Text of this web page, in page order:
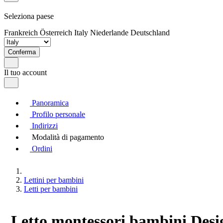
Seleziona paese
Frankreich Österreich Italy Niederlande Deutschland
Conferma
Il tuo account
Panoramica
Profilo personale
Indirizzi
Modalità di pagamento
Ordini
Lettini per bambini
Letti per bambini